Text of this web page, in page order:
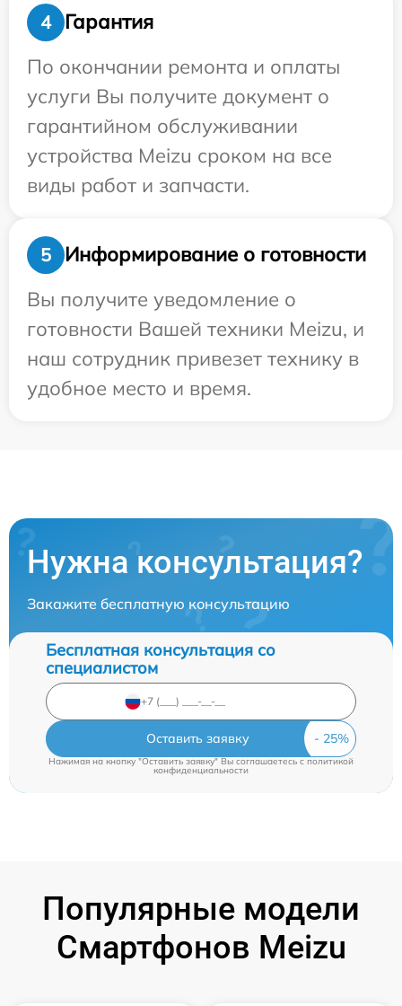
4
Гарантия
По окончании ремонта и оплаты
услуги Вы получите документ о
гарантийном обслуживании
устройства Meizu сроком на все
виды работ и запчасти.
5
Информирование о готовности
Вы получите уведомление о
готовности Вашей техники Meizu, и
наш сотрудник привезет технику в
удобное место и время.
Нужна консультация?
Закажите бесплатную консультацию
Бесплатная консультация со
специалистом
Оставить заявку
Нажимая на кнопку "Оставить заявку" Вы соглашаетесь cполитикой
конфиденциальности
Популярные модели
Смартфонов Meizu